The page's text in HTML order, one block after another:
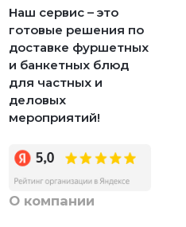
Наш сервис – это
готовые решения по
доставке фуршетных
и банкетных блюд
для частных и
деловых
мероприятий!
О компании